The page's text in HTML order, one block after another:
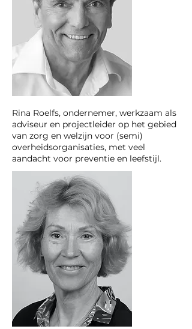
Rina Roelfs, ondernemer, werkzaam als
adviseur en projectleider op het gebied
van zorg en welzijn voor (semi)
overheidsorganisaties, met veel
aandacht voor preventie en leefstijl.